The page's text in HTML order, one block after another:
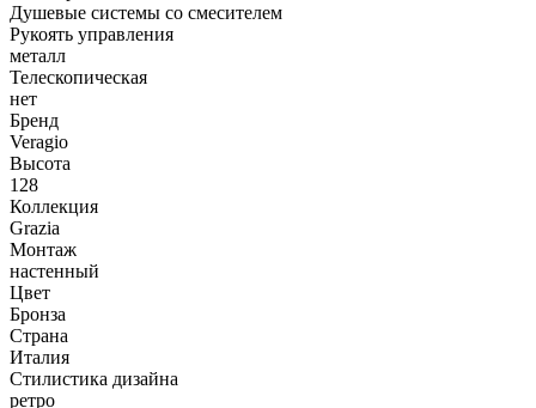
Душевые системы со смесителем
Рукоять управления
металл
Телескопическая
нет
Бренд
Veragio
Высота
128
Коллекция
Grazia
Монтаж
настенный
Цвет
Бронза
Страна
Италия
Стилистика дизайна
ретро